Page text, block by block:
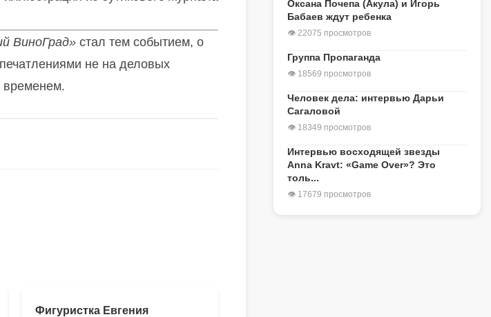
ВиноГрад» стал тем событием, о
не на деловых
временем.
Фигуристка Евгения
Оксана Почепа (Акула) и Игорь
Бабаев ждут ребенка
👁 22075 просмотров
Группа Пропаганда
👁 18569 просмотров
Человек дела: интервью Дарьи
Сагаловой
👁 18349 просмотров
Интервью восходящей звезды
Anna Kravt: «Game Over»? Это
толь...
👁 17679 просмотров